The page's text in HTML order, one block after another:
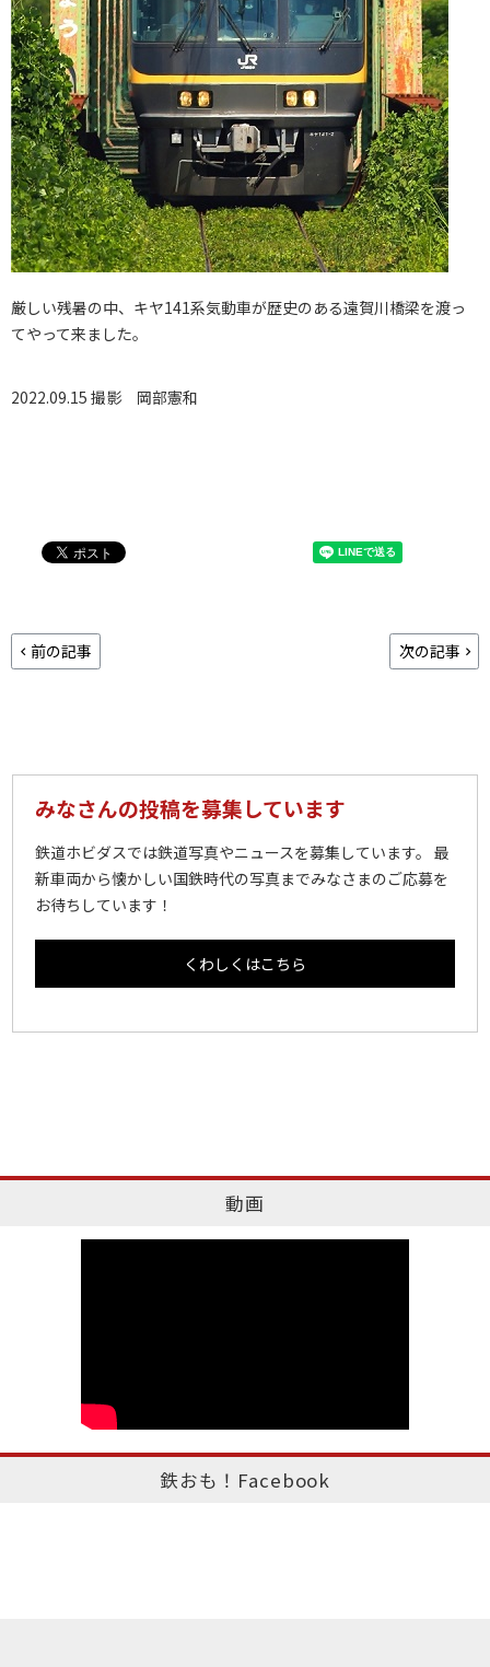
厳しい残暑の中、キヤ141系気動車が歴史のある遠賀川橋梁を渡っ
てやって来ました。
2022.09.15 撮影 岡部憲和
前の記事 次の記事
みなさんの投稿を募集しています
鉄道ホビダスでは鉄道写真やニュースを募集しています。 最
新車両から懐かしい国鉄時代の写真までみなさまのご応募を
お待ちしています！
くわしくはこちら
動画
鉄おも！Facebook